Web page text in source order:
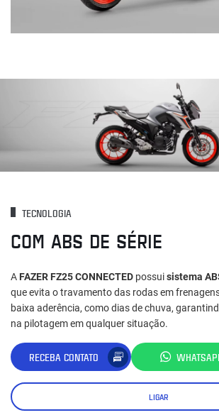
TECNOLOGIA
COM ABS DE SÉRIE
A FAZER FZ25 CONNECTED possuisistema
que evita o travamento das rodas em
baixa aderência, como dias de chuva,
na pilotagem em qualquer situação.
RECEBA CONTATO
LIGAR